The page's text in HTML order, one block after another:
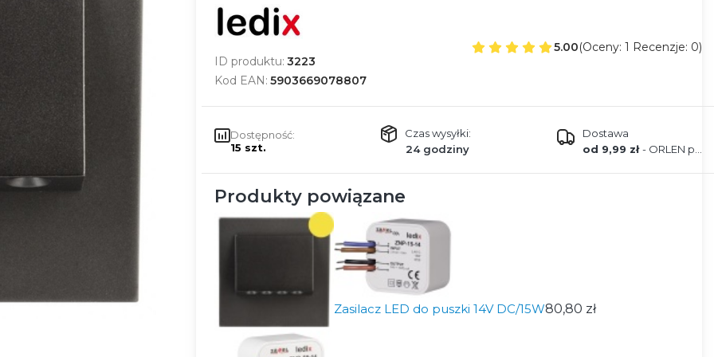
ID produktu: 3223
Kod EAN: 5903669078807
5.00(Oceny: 1 Recenzje: 0)
Dostępność:
15 szt.
Czas wysyłki:
24 godziny
Dostawa
od 9,99 zł- ORLEN paczka
Produkty powiązane
Zasilacz LED do puszki 14V DC/15W80,80 zł